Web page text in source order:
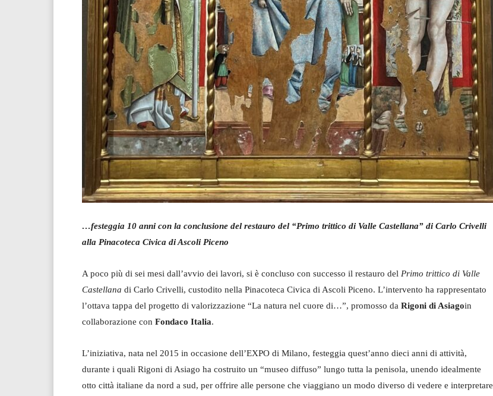
…festeggia 10 anni con la conclusione del restauro del “Primo trittico di Valle Castellana” di Carlo Crivelli
alla Pinacoteca Civica di Ascoli Piceno
A poco più di sei mesi dall’avvio dei lavori, si è concluso con successo il restauro del Primo trittico di Valle
Castellana di Carlo Crivelli, custodito nella Pinacoteca Civica di Ascoli Piceno. L’intervento ha rappresentato
l’ottava tappa del progetto di valorizzazione “La natura nel cuore di…”, promosso da Rigoni di Asiagoin
collaborazione con Fondaco Italia.
L’iniziativa, nata nel 2015 in occasione dell’EXPO di Milano, festeggia quest’anno dieci anni di attività,
durante i quali Rigoni di Asiago ha costruito un “museo diffuso” lungo tutta la penisola, unendo idealmente
otto città italiane da nord a sud, per offrire alle persone che viaggiano un modo diverso di vedere e interpretare